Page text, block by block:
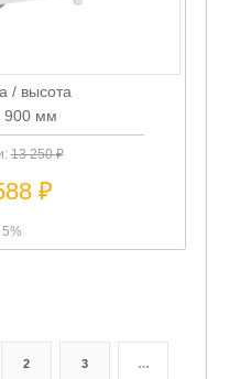
/ высота
900 мм
13 250 ₽
₽
2 3 …